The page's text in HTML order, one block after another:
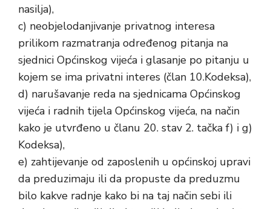
nasilja),
c) neobjelodanjivanje privatnog interesa
prilikom razmatranja određenog pitanja na
sjednici Općinskog vijeća i glasanje po pitanju u
kojem se ima privatni interes (član 10.Kodeksa),
d) narušavanje reda na sjednicama Općinskog
vijeća i radnih tijela Općinskog vijeća, na način
kako je utvrđeno u članu 20. stav 2. tačka f) i g)
Kodeksa),
e) zahtijevanje od zaposlenih u općinskoj upravi
da preduzimaju ili da propuste da preduzmu
bilo kakve radnje kako bi na taj način sebi ili